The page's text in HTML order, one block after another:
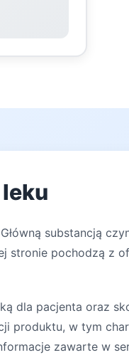
substancją
stronie pochodzą z
dla pacjenta oraz
produktu, w tym
zawarte w